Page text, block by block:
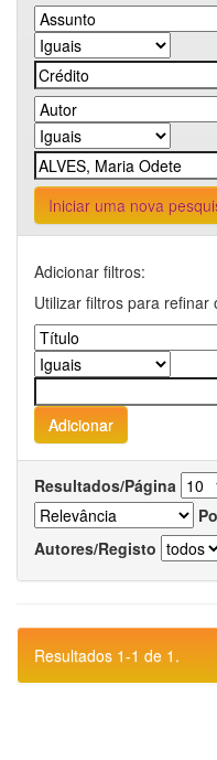
Iniciar uma nova
Adicionar filtros:
Utilizar filtros para
Resultados/Página
Autores/Registo
Resultados 1-1 de 1.